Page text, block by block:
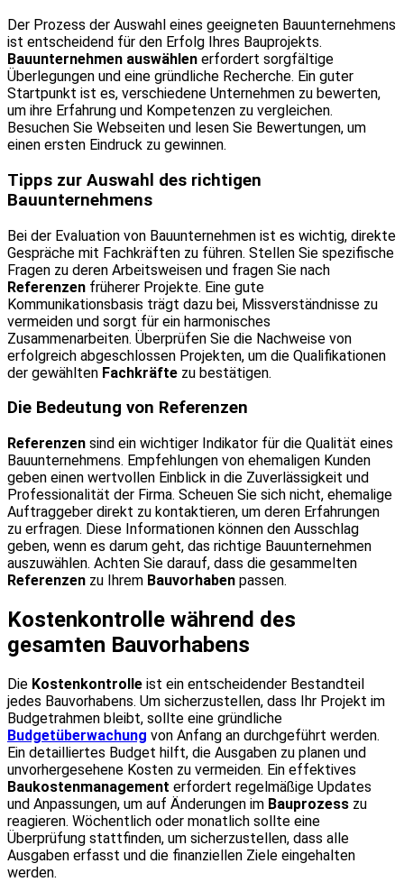
Der Prozess der Auswahl eines geeigneten Bauunternehmens
ist entscheidend für den Erfolg Ihres Bauprojekts.
Bauunternehmen auswählen erfordert sorgfältige
Überlegungen und eine gründliche Recherche. Ein guter
Startpunkt ist es, verschiedene Unternehmen zu bewerten,
um ihre Erfahrung und Kompetenzen zu vergleichen.
Besuchen Sie Webseiten und lesen Sie Bewertungen, um
einen ersten Eindruck zu gewinnen.
Tipps zur Auswahl des richtigen
Bauunternehmens
Bei der Evaluation von Bauunternehmen ist es wichtig, direkte
Gespräche mit Fachkräften zu führen. Stellen Sie spezifische
Fragen zu deren Arbeitsweisen und fragen Sie nach
Referenzen früherer Projekte. Eine gute
Kommunikationsbasis trägt dazu bei, Missverständnisse zu
vermeiden und sorgt für ein harmonisches
Zusammenarbeiten. Überprüfen Sie die Nachweise von
erfolgreich abgeschlossen Projekten, um die Qualifikationen
der gewählten Fachkräfte zu bestätigen.
Die Bedeutung von Referenzen
Referenzen sind ein wichtiger Indikator für die Qualität eines
Bauunternehmens. Empfehlungen von ehemaligen Kunden
geben einen wertvollen Einblick in die Zuverlässigkeit und
Professionalität der Firma. Scheuen Sie sich nicht, ehemalige
Auftraggeber direkt zu kontaktieren, um deren Erfahrungen
zu erfragen. Diese Informationen können den Ausschlag
geben, wenn es darum geht, das richtige Bauunternehmen
auszuwählen. Achten Sie darauf, dass die gesammelten
Referenzen zu Ihrem Bauvorhaben passen.
Kostenkontrolle während des
gesamten Bauvorhabens
Die Kostenkontrolle ist ein entscheidender Bestandteil
jedes Bauvorhabens. Um sicherzustellen, dass Ihr Projekt im
Budgetrahmen bleibt, sollte eine gründliche
Budgetüberwachung von Anfang an durchgeführt werden.
Ein detailliertes Budget hilft, die Ausgaben zu planen und
unvorhergesehene Kosten zu vermeiden. Ein effektives
Baukostenmanagement erfordert regelmäßige Updates
und Anpassungen, um auf Änderungen im Bauprozess zu
reagieren. Wöchentlich oder monatlich sollte eine
Überprüfung stattfinden, um sicherzustellen, dass alle
Ausgaben erfasst und die finanziellen Ziele eingehalten
werden.